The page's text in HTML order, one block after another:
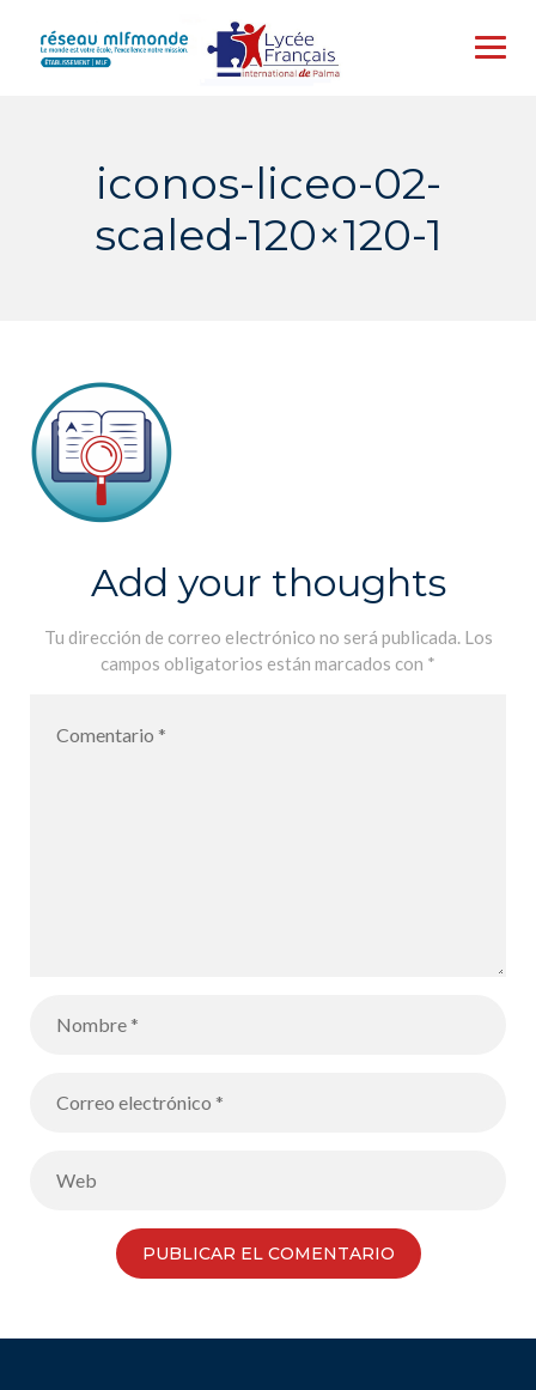
content
iconos-liceo-02-
scaled-120×120-1
Add your thoughts
Tu dirección de correo electrónico no será publicada. Los
campos obligatorios están marcados con *